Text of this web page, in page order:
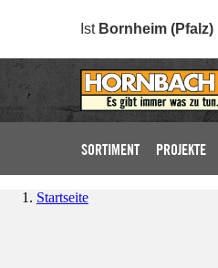
Ist Bornheim (Pfalz)
SORTIMENT PROJEKTE
Startseite